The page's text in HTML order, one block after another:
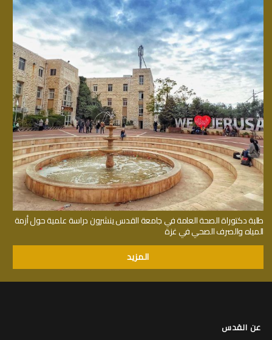
طلبة دكتوراة الصحة العامة في جامعة القدس ينشرون دراسة علمية حول أزمة
المياه والصرف الصحي في غزة
المزيد
عن القدس